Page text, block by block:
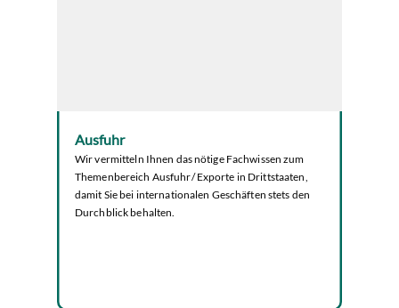
Ausfuhr
Wir vermitteln Ihnen das nötige Fachwissen zum
Themenbereich Ausfuhr/ Exporte in Drittstaaten,
damit Sie bei internationalen Geschäften stets den
Durchblick behalten.